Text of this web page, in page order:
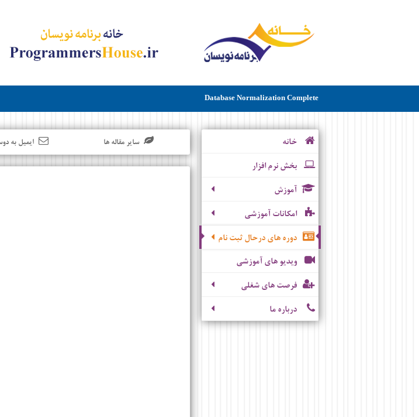
Database Normalization Complete
سایر مقاله ها ایمیل به
خانه
بخش نرم افزار
آموزش
امکانات آموزشی
دوره های درحال ثبت نام
ویدیو های آموزشی
فرصت های شغلی
درباره ما